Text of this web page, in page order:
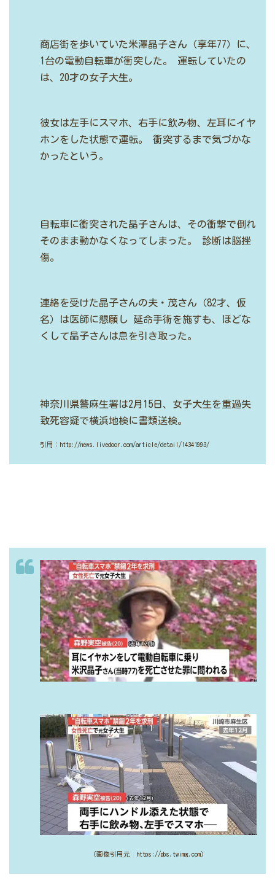
商店街を歩いていた米澤晶子さん（享年77）に、
1台の電動自転車が衝突した。
運転していたの
は、20才の女子大生。
彼女は左手にスマホ、右手に飲み物、左耳にイヤ
ホンをした状態で運転。
衝突するまで気づかな
かったという。
自転車に衝突された晶子さんは、その衝撃で倒れ
そのまま動かなくなってしまった。
診断は脳挫
傷。
連絡を受けた晶子さんの夫・茂さん（82才、仮
名）は医師に懇願し 延命手術を施すも、ほどな
くして晶子さんは息を引き取った。
神奈川県警麻生署は2月15日、女子大生を重過失
致死容疑で横浜地検に書類送検。
引用：http://news.livedoor.com/article/detail/14341993/
（画像引用元 https://pbs.twimg.com）